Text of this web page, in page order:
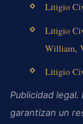
Litigio
Litigio
William,
Litigio
Publicidad
garantizan un